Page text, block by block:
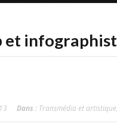
et
Dans : Transmédia et artistique